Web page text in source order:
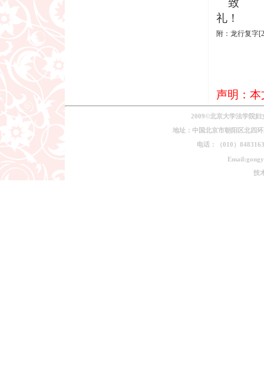
致
礼！
附：龙行复字
声明：
2009©北京大学法学院
地址：中国北京市朝阳区北四
电话：（010）
技